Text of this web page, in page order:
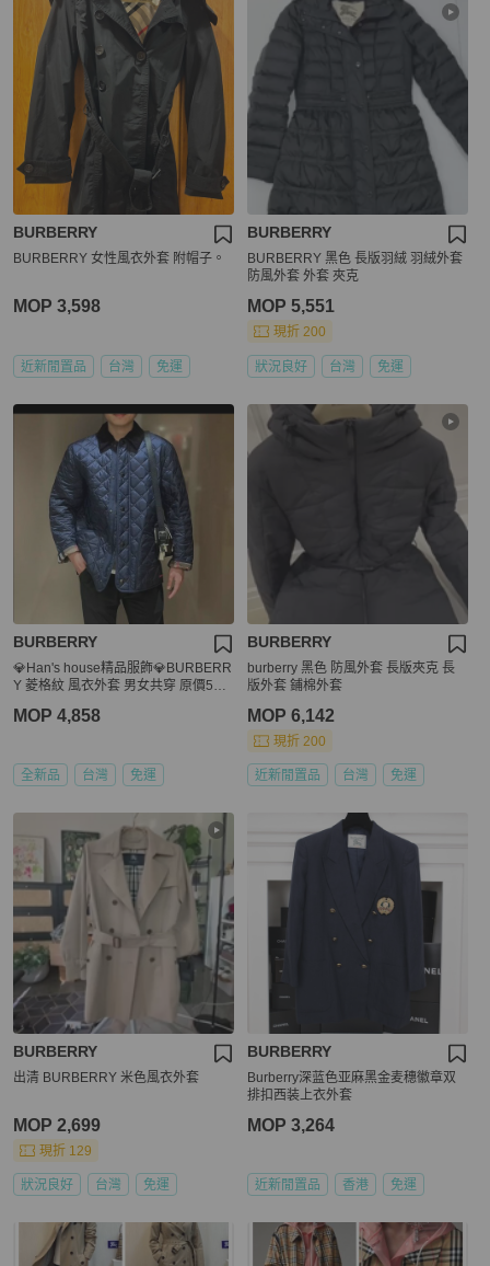
BURBERRY
BURBERRY 女性風衣外套 附帽子。
MOP 3,598
近新閒置品 台灣 免運
BURBERRY
BURBERRY 黑色 長版羽絨 羽絨外套
防風外套 外套 夾克
MOP 5,551
現折 200
狀況良好 台灣 免運
BURBERRY
💎Han's house精品服飾💎BURBERR
Y 菱格紋 風衣外套 男女共穿 原價550
MOP 4,858
全新品 台灣 免運
BURBERRY
burberry 黑色 防風外套 長版夾克 長
版外套 鋪棉外套
MOP 6,142
現折 200
近新閒置品 台灣 免運
BURBERRY
出清 BURBERRY 米色風衣外套
MOP 2,699
現折 129
狀況良好 台灣 免運
BURBERRY
Burberry深蓝色亚麻黑金麦穗徽章双
排扣西装上衣外套
MOP 3,264
近新閒置品 香港 免運